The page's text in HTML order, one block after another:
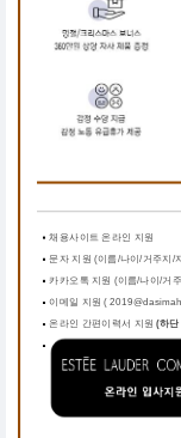
채용사이트 온라인 지원
문자 지원 (이름/나이/거주지/
카카오톡 지원 (이름/나이/거
이메일 지원 (
온라인 간편이력서 지원 (하단